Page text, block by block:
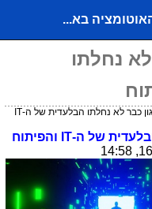
נחלתו
>> האוטומציה בארגון כבר לא נחלתו הבלעדית של ה-IT
של ה-IT והפיתוח